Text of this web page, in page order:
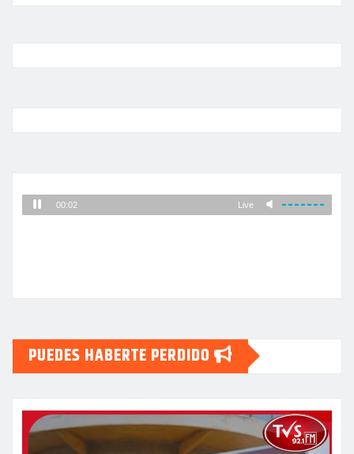
PUEDES HABERTE PERDIDO